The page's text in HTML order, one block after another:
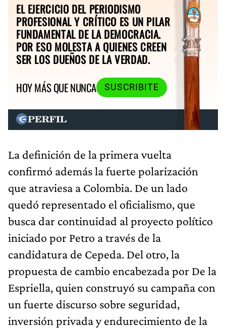
EL EJERCICIO DEL PERIODISMO
PROFESIONAL Y CRÍTICO ES UN PILAR
FUNDAMENTAL DE LA DEMOCRACIA.
POR ESO MOLESTA A QUIENES CREEN
SER LOS DUEÑOS DE LA VERDAD.
HOY MÁS QUE NUNCA
SUSCRIBITE
La definición de la primera vuelta
confirmó además la fuerte polarización
que atraviesa a Colombia. De un lado
quedó representado el oficialismo, que
busca dar continuidad al proyecto político
iniciado por Petro a través de la
candidatura de Cepeda. Del otro, la
propuesta de cambio encabezada por De la
Espriella, quien construyó su campaña con
un fuerte discurso sobre seguridad,
inversión privada y endurecimiento de la